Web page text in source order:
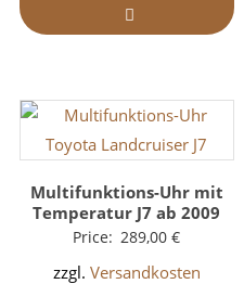
Multifunktions-Uhr mit
Temperatur J7 ab 2009
Price: 289,00€
zzgl. Versandkosten